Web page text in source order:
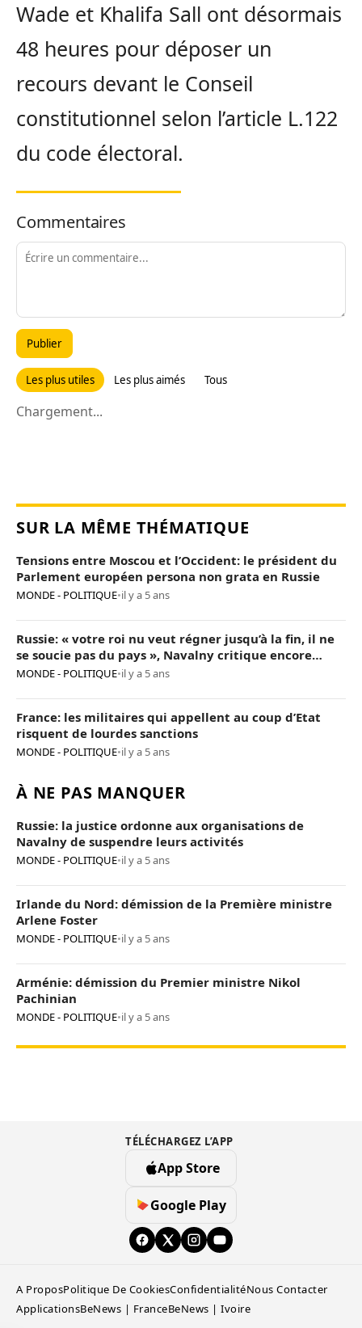
Wade et Khalifa Sall ont désormais
48 heures pour déposer un
recours devant le Conseil
constitutionnel selon l’article L.122
du code électoral.
Commentaires
Publier
Les plus utiles Les plus aimés Tous
Chargement...
SUR LA MÊME THÉMATIQUE
Tensions entre Moscou et l’Occident: le président du
Parlement européen persona non grata en Russie
MONDE - POLITIQUE•il y a 5 ans
Russie: « votre roi nu veut régner jusqu’à la fin, il ne
se soucie pas du pays », Navalny critique encore
Poutine
MONDE - POLITIQUE•il y a 5 ans
France: les militaires qui appellent au coup d’Etat
risquent de lourdes sanctions
MONDE - POLITIQUE•il y a 5 ans
À NE PAS MANQUER
Russie: la justice ordonne aux organisations de
Navalny de suspendre leurs activités
MONDE - POLITIQUE•il y a 5 ans
Irlande du Nord: démission de la Première ministre
Arlene Foster
MONDE - POLITIQUE•il y a 5 ans
Arménie: démission du Premier ministre Nikol
Pachinian
MONDE - POLITIQUE•il y a 5 ans
TÉLÉCHARGEZ L’APP
App Store
Google Play
A ProposPolitique De CookiesConfidentialitéNous Contacter
ApplicationsBeNews | FranceBeNews | Ivoire